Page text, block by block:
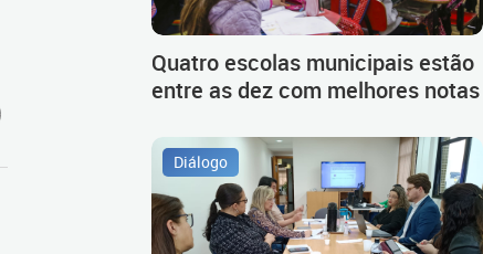
Quatro escolas municipais estão
entre as dez com melhores notas
Diálogo